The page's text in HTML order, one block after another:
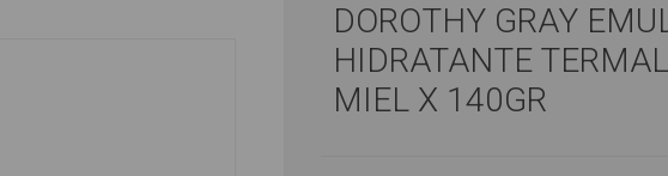
DOROTHY GRAY
HIDRATANTE
MIEL X 140GR